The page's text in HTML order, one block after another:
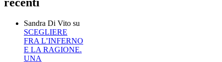
Sandra Di Vito su
SCEGLIERE
FRA L’INFERNO
E LA RAGIONE.
UNA